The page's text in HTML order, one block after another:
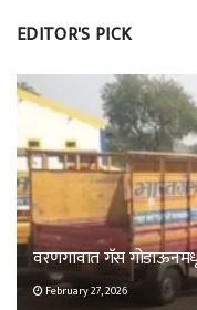
EDITOR'S PICK
वरणगावात गॅस
February 27, 2026